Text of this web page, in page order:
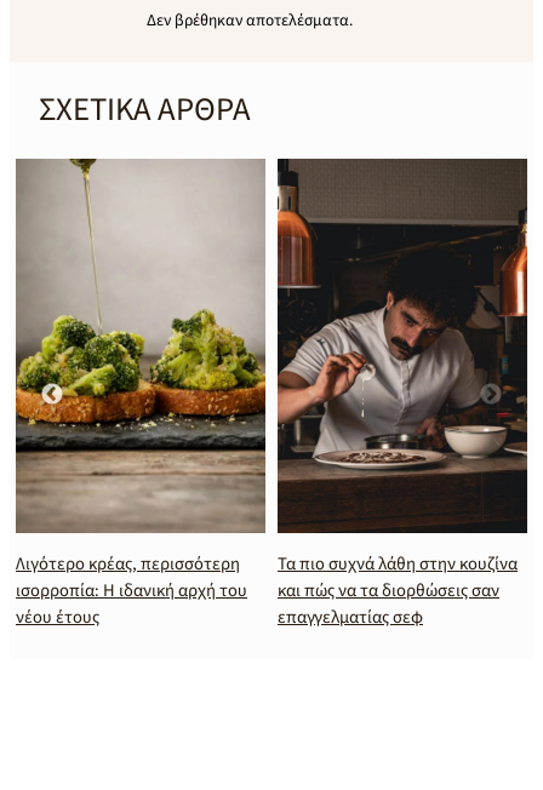
Δεν βρέθηκαν αποτελέσματα.
ΣΧΕΤΙΚΑ ΑΡΘΡΑ
Λιγότερο κρέας, περισσότερη
ισορροπία: Η ιδανική αρχή του
νέου έτους
Τα πιο συχνά λάθη στην κουζίνα
και πώς να τα διορθώσεις σαν
επαγγελματίας σεφ